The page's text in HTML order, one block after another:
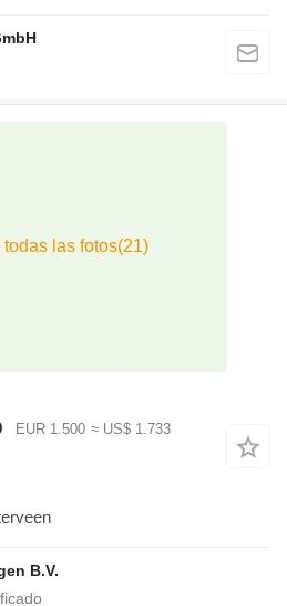
EUR 1.500 ≈ US$ 1.733
B.V.